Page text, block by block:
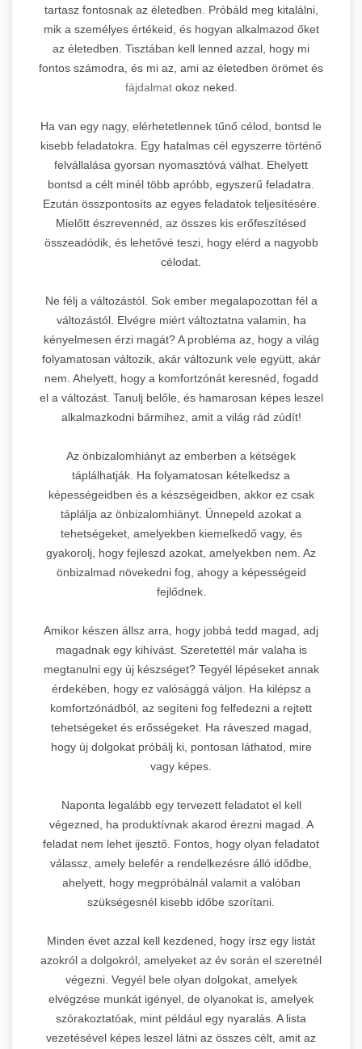
tartasz fontosnak az életedben. Próbáld meg kitalálni,
mik a személyes értékeid, és hogyan alkalmazod őket
az életedben. Tisztában kell lenned azzal, hogy mi
fontos számodra, és mi az, ami az életedben örömet és
fájdalmatokoz neked.
Ha van egy nagy, elérhetetlennek tűnő célod, bontsd le
kisebb feladatokra. Egy hatalmas cél egyszerre történő
felvállalása gyorsan nyomasztóvá válhat. Ehelyett
bontsd a célt minél több apróbb, egyszerű feladatra.
Ezután összpontosíts az egyes feladatok teljesítésére.
Mielőtt észrevennéd, az összes kis erőfeszítésed
összeadódik, és lehetővé teszi, hogy elérd a nagyobb
célodat.
Ne félj a változástól. Sok ember megalapozottan fél a
változástól. Elvégre miért változtatna valamin, ha
kényelmesen érzi magát? A probléma az, hogy a világ
folyamatosan változik, akár változunk vele együtt, akár
nem. Ahelyett, hogy a komfortzónát keresnéd, fogadd
el a változást. Tanulj belőle, és hamarosan képes leszel
alkalmazkodni bármihez, amit a világ rád zúdít!
Az önbizalomhiányt az emberben a kétségek
táplálhatják. Ha folyamatosan kételkedsz a
képességeidben és a készségeidben, akkor ez csak
táplálja az önbizalomhiányt. Ünnepeld azokat a
tehetségeket, amelyekben kiemelkedő vagy, és
gyakorolj, hogy fejleszd azokat, amelyekben nem. Az
önbizalmad növekedni fog, ahogy a képességeid
fejlődnek.
Amikor készen állsz arra, hogy jobbá tedd magad, adj
magadnak egy kihívást. Szeretettél már valaha is
megtanulni egy új készséget? Tegyél lépéseket annak
érdekében, hogy ez valósággá váljon. Ha kilépsz a
komfortzónádból, az segíteni fog felfedezni a rejtett
tehetségeket és erősségeket. Ha ráveszed magad,
hogy új dolgokat próbálj ki, pontosan láthatod, mire
vagy képes.
Naponta legalább egy tervezett feladatot el kell
végezned, ha produktívnak akarod érezni magad. A
feladat nem lehet ijesztő. Fontos, hogy olyan feladatot
válassz, amely belefér a rendelkezésre álló idődbe,
ahelyett, hogy megpróbálnál valamit a valóban
szükségesnél kisebb időbe szorítani.
Minden évet azzal kell kezdened, hogy írsz egy listát
azokról a dolgokról, amelyeket az év során el szeretnél
végezni. Vegyél bele olyan dolgokat, amelyek
elvégzése munkát igényel, de olyanokat is, amelyek
szórakoztatóak, mint például egy nyaralás. A lista
vezetésével képes leszel látni az összes célt, amit az